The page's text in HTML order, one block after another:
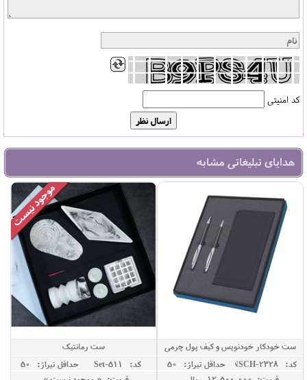
کد امنیتی
هدایای تبلیغاتی مشابه
ست خودکار خودنویس و کیف پول چرمی
کد: NSCH-2328
حداقل تيراژ: 50
ست رمانتیک
کد: Set-511
حداقل تيراژ: 50